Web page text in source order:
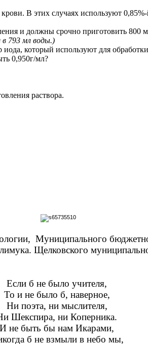
В этих случаях используют
и должны срочно приготовить 800
793 мл воды.)
который используют для
0,950г/мл?
раствора.
Муниципального
Щелковского
Если б не было учителя,
То и не было б, наверное,
Ни поэта, ни мыслителя,
Шекспира, ни Коперника.
И не быть бы нам Икарами,
б не взмыли в небо мы,